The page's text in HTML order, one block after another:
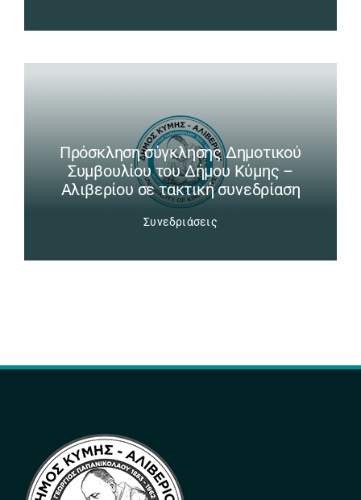
Πρόσκληση σύγκλησης Δημοτικού
Συμβουλίου του Δήμου Κύμης –
Αλιβερίου σε τακτική συνεδρίαση
Συνεδριάσεις